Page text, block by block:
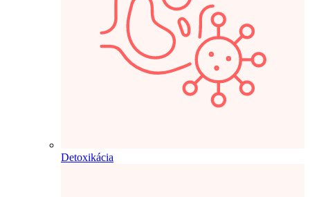
Detoxikácia